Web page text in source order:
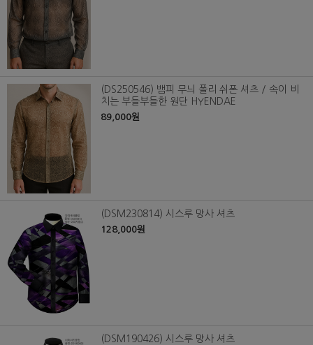
(DS250546) 뱀피 무늬 폴리 쉬폰 셔츠 / 속이 비
치는 부들부들한 원단 HYENDAE
89,000원
(DSM230814) 시스루 망사 셔츠
128,000원
(DSM190426) 시스루 망사 셔츠